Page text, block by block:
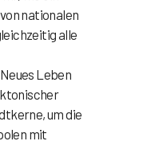
nationalen
alle
Leben
um die
mit